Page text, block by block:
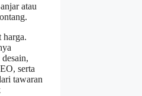
atau
harga.
serta
tawaran